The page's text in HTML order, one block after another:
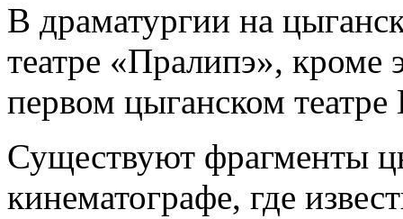
В драматургии на
театре «Пралипэ», кроме
первом цыганском
Существуют фрагменты
кинематографе, где